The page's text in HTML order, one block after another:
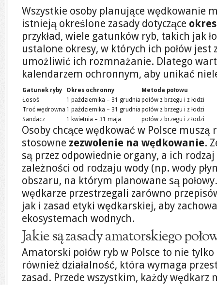
Wszystkie osoby planujące wędkowanie
istnieją określone zasady dotyczące
przykład, wiele gatunków ryb, takich jak
ustalone okresy, w których ich połów jest
umożliwić ich rozmnażanie. Dlatego
kalendarzem ochronnym, aby unikać
Gatunek ryby Okres ochronny
Metoda połowu
Łosoś
1 października – 31 grudnia połów z brzegu i z łodzi
Troć wędrowna 1 października – 31 grudnia połów z brzegu i z łodzi
Sandacz
1 kwietnia – 31 maja połów z brzegu i z łodzi
Osoby chcące wędkować w Polsce
stosowne zezwolenie na wędkowanie.
są przez odpowiednie organy, a ich
zależności od rodzaju wody (np. wody
obszaru, na którym planowane są
wędkarze przestrzegali zarówno
jak i zasad etyki wędkarskiej, aby
ekosystemach wodnych.
Jakie są zasady amatorskiego
Amatorski połów ryb w Polsce to nie
również działalność, która wymaga
zasad. Przede wszystkim, każdy wędkarz